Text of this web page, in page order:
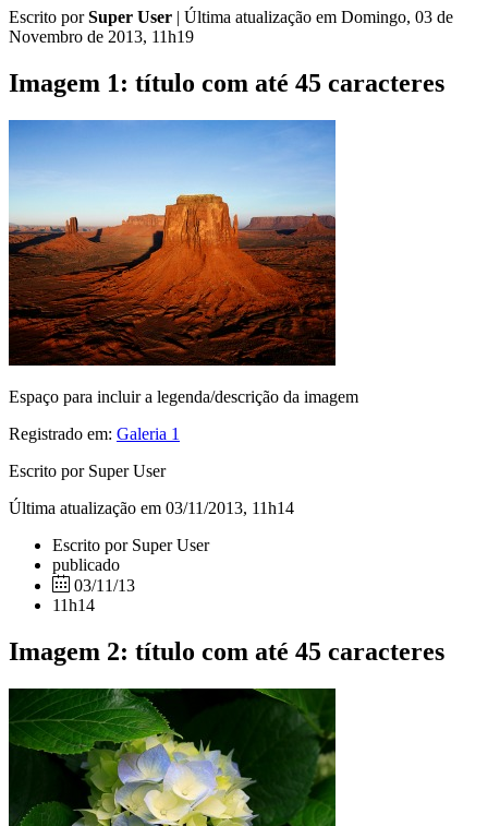
Escrito porSuper User | Última atualização em Domingo, 03 de
Novembro de 2013, 11h19
Imagem 1: título com até 45 caracteres
Espaço para incluir a legenda/descrição da imagem
Registrado em: Galeria 1
Escrito por Super User
Última atualização em 03/11/2013, 11h14
Escrito por Super User
publicado
03/11/13
11h14
Imagem 2: título com até 45 caracteres